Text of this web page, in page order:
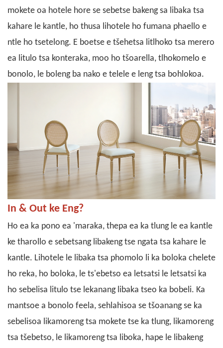
mokete oa hotele hore se sebetse bakeng sa libaka tsa
kahare le kantle, ho thusa lihotele ho fumana phaello e
ntle ho tsetelong. E boetse e tšehetsa litlhoko tsa merero
ea litulo tsa konteraka, moo ho tšoarella, tlhokomelo e
bonolo, le boleng ba nako e telele e leng tsa bohlokoa.
In & Out ke Eng?
Ho ea ka pono ea 'maraka, thepa ea ka tlung le ea kantle
ke tharollo e sebetsang libakeng tse ngata tsa kahare le
kantle. Lihotele le libaka tsa phomolo li ka boloka chelete
ho reka, ho boloka, le ts'ebetso ea letsatsi le letsatsi ka
ho sebelisa litulo tse lekanang libaka tseo ka bobeli. Ka
mantsoe a bonolo feela, sehlahisoa se tšoanang se ka
sebelisoa likamoreng tsa mokete tse ka tlung, likamoreng
tsa tšebetso, le likamoreng tsa liboka, hape le libakeng